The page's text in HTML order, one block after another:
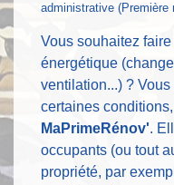
administrative (Première
Vous souhaitez
énergétique
ventilation...) ?
certaines
MaPrimeRénov'.
occupants (ou tout
propriété, par